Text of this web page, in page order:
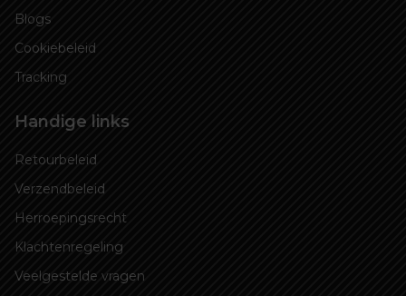
Blogs
Cookiebeleid
Tracking
Handige links
Retourbeleid
Verzendbeleid
Herroepingsrecht
Klachtenregeling
Veelgestelde vragen